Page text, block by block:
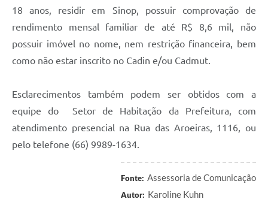
18 anos, residir em Sinop, possuir comprovação de
rendimento mensal familiar de até R$ 8,6 mil, não
possuir imóvel no nome, nem restrição financeira, bem
como não estar inscrito no Cadin e/ou Cadmut.
Esclarecimentos também podem ser obtidos com a
equipe do Setor de Habitação da Prefeitura, com
atendimento presencial na Rua das Aroeiras, 1116, ou
pelo telefone (66) 9989-1634.
Fonte: Assessoria de Comunicação
Autor: Karoline Kuhn